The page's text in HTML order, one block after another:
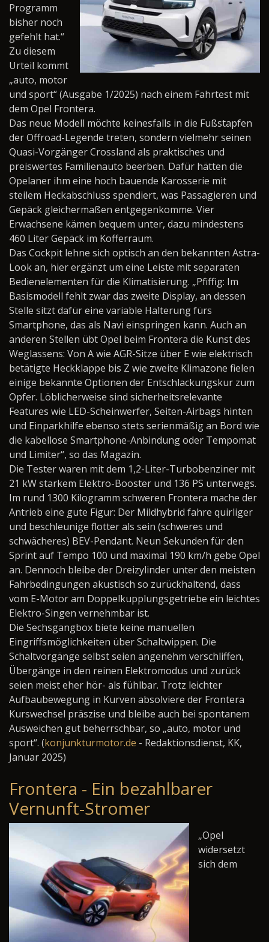
Programm
bisher noch
gefehlt hat.“
Zu diesem
Urteil kommt
„auto, motor
und sport“ (Ausgabe 1/2025) nach einem Fahrtest mit
dem Opel Frontera.
Das neue Modell möchte keinesfalls in die Fußstapfen
der Offroad-Legende treten, sondern vielmehr seinen
Quasi-Vorgänger Crossland als praktisches und
preiswertes Familienauto beerben. Dafür hätten die
Opelaner ihm eine hoch bauende Karosserie mit
steilem Heckabschluss spendiert, was Passagieren und
Gepäck gleichermaßen entgegenkomme. Vier
Erwachsene kämen bequem unter, dazu mindestens
460 Liter Gepäck im Kofferraum.
Das Cockpit lehne sich optisch an den bekannten Astra-
Look an, hier ergänzt um eine Leiste mit separaten
Bedienelementen für die Klimatisierung. „Pfiffig: Im
Basismodell fehlt zwar das zweite Display, an dessen
Stelle sitzt dafür eine variable Halterung fürs
Smartphone, das als Navi einspringen kann. Auch an
anderen Stellen übt Opel beim Frontera die Kunst des
Weglassens: Von A wie AGR-Sitze über E wie elektrisch
betätigte Heckklappe bis Z wie zweite Klimazone fielen
einige bekannte Optionen der Entschlackungskur zum
Opfer. Löblicherweise sind sicherheitsrelevante
Features wie LED-Scheinwerfer, Seiten-Airbags hinten
und Einparkhilfe ebenso stets serienmäßig an Bord wie
die kabellose Smartphone-Anbindung oder Tempomat
und Limiter“, so das Magazin.
Die Tester waren mit dem 1,2-Liter-Turbobenziner mit
21 kW starkem Elektro-Booster und 136 PS unterwegs.
Im rund 1300 Kilogramm schweren Frontera mache der
Antrieb eine gute Figur: Der Mildhybrid fahre quirliger
und beschleunige flotter als sein (schweres und
schwächeres) BEV-Pendant. Neun Sekunden für den
Sprint auf Tempo 100 und maximal 190 km/h gebe Opel
an. Dennoch bleibe der Dreizylinder unter den meisten
Fahrbedingungen akustisch so zurückhaltend, dass
vom E-Motor am Doppelkupplungsgetriebe ein leichtes
Elektro-Singen vernehmbar ist.
Die Sechsgangbox biete keine manuellen
Eingriffsmöglichkeiten über Schaltwippen. Die
Schaltvorgänge selbst seien angenehm verschliffen,
Übergänge in den reinen Elektromodus und zurück
seien meist eher hör- als fühlbar. Trotz leichter
Aufbaubewegung in Kurven absolviere der Frontera
Kurswechsel präszise und bleibe auch bei spontanem
Ausweichen gut beherrschbar, so „auto, motor und
sport“. (konjunkturmotor.de - Redaktionsdienst, KK,
Januar 2025)
Frontera - Ein bezahlbarer
Vernunft-Stromer
„Opel
widersetzt
sich dem